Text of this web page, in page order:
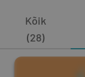
Kõik
(28)